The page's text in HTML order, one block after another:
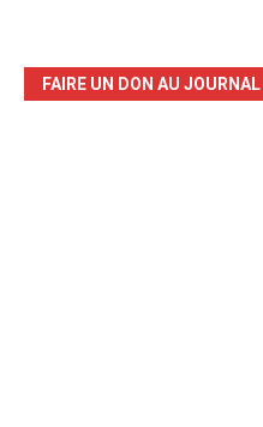
FAIRE UN DON AU JOURNAL